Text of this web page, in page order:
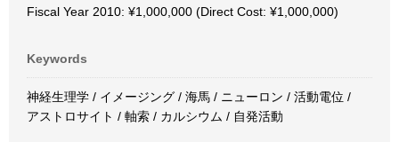
Fiscal Year 2010: ¥1,000,000 (Direct Cost: ¥1,000,000)
Keywords
神経生理学 / イメージング / 海馬 / ニューロン / 活動電位 /
アストロサイト / 軸索 / カルシウム / 自発活動